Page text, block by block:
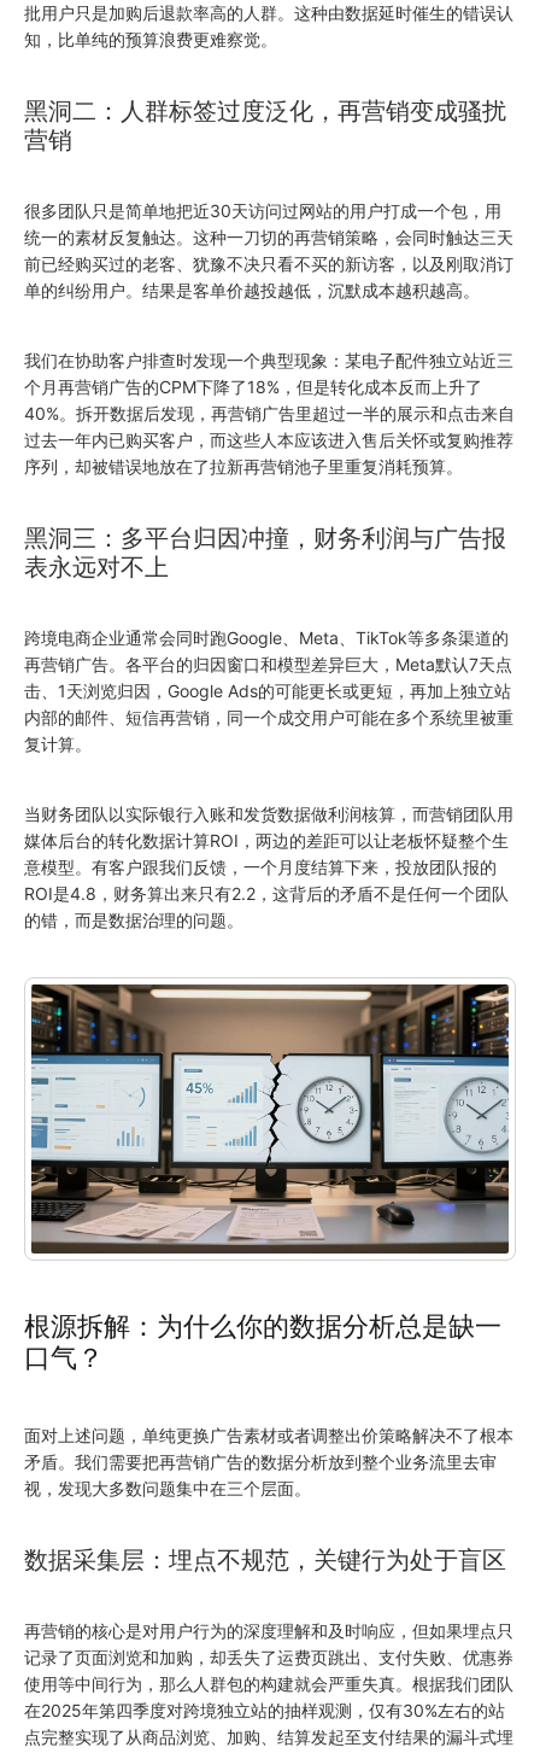
批用户只是加购后退款率高的人群。这种由数据延时催生的错误认
知，比单纯的预算浪费更难察觉。
黑洞二：人群标签过度泛化，再营销变成骚扰
营销
很多团队只是简单地把近30天访问过网站的用户打成一个包，用
统一的素材反复触达。这种一刀切的再营销策略，会同时触达三天
前已经购买过的老客、犹豫不决只看不买的新访客，以及刚取消订
单的纠纷用户。结果是客单价越投越低，沉默成本越积越高。
我们在协助客户排查时发现一个典型现象：某电子配件独立站近三
个月再营销广告的CPM下降了18%，但是转化成本反而上升了
40%。拆开数据后发现，再营销广告里超过一半的展示和点击来自
过去一年内已购买客户，而这些人本应该进入售后关怀或复购推荐
序列，却被错误地放在了拉新再营销池子里重复消耗预算。
黑洞三：多平台归因冲撞，财务利润与广告报
表永远对不上
跨境电商企业通常会同时跑Google、Meta、TikTok等多条渠道的
再营销广告。各平台的归因窗口和模型差异巨大，Meta默认7天点
击、1天浏览归因，Google Ads的可能更长或更短，再加上独立站
内部的邮件、短信再营销，同一个成交用户可能在多个系统里被重
复计算。
当财务团队以实际银行入账和发货数据做利润核算，而营销团队用
媒体后台的转化数据计算ROI，两边的差距可以让老板怀疑整个生
意模型。有客户跟我们反馈，一个月度结算下来，投放团队报的
ROI是4.8，财务算出来只有2.2，这背后的矛盾不是任何一个团队
的错，而是数据治理的问题。
根源拆解：为什么你的数据分析总是缺一
口气？
面对上述问题，单纯更换广告素材或者调整出价策略解决不了根本
矛盾。我们需要把再营销广告的数据分析放到整个业务流里去审
视，发现大多数问题集中在三个层面。
数据采集层：埋点不规范，关键行为处于盲区
再营销的核心是对用户行为的深度理解和及时响应，但如果埋点只
记录了页面浏览和加购，却丢失了运费页跳出、支付失败、优惠券
使用等中间行为，那么人群包的构建就会严重失真。根据我们团队
在2025年第四季度对跨境独立站的抽样观测，仅有30%左右的站
点完整实现了从商品浏览、加购、结算发起至支付结果的漏斗式埋